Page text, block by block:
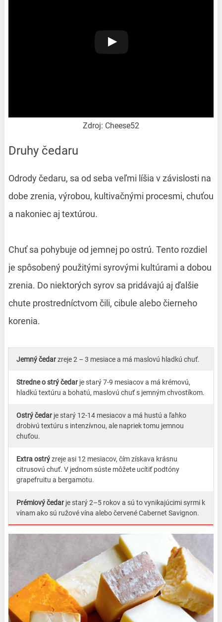
Zdroj: Cheese52
Druhy čedaru
Odrody čedaru, sa od seba veľmi líšia v závislosti na
dobe zrenia, výrobou, kultivačnými procesmi, chuťou
a nakoniec aj textúrou.
Chuť sa pohybuje od jemnej po ostrú. Tento rozdiel
je spôsobený použitými syrovými kultúrami a dobou
zrenia. Do niektorých syrov sa pridávajú aj ďalšie
chute prostredníctvom čili, cibule alebo čierneho
korenia.
Jemný čedarzreje 2 – 3 mesiace a má maslovú hladkú chuť.
Stredne ostrýčedarje starý 7-9 mesiacov a má krémovú,
hladkú textúru a bohatú, maslovú chuť s jemným chvostíkom.
Ostrý čedarje starý 12-14 mesiacov a má hustú a ľahko
drobivú textúru s intenzívnou, ale napriek tomu jemnou
chuťou.
Extra ostrýzreje asi 12 mesiacov, čím získava krásnu
citrusovú chuť. V jednom súste môžete ucítiť podtóny
grapefruitu a bergamotu.
Prémiový čedarje starý 2–5 rokov a sú to vynikajúcimi syrmi k
vínam ako sú ružové vína alebo červené Cabernet Savignon.